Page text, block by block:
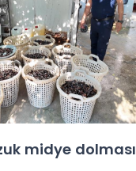
midye dolması